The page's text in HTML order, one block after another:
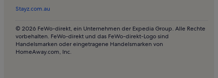
Haustierfreundliche Ferienunterkünfte nahe Serfaus-Fiss-Ladis
Lodges in Serfaus-Fiss-Ladis
Ferienunterkünfte mit Pool nahe Serfaus-Fiss-Ladis
Ferienunterkünfte mit direktem Pistenzugang nahe Serfaus-Fiss-
Stayz.com.au
© 2026 FeWo-direkt, ein Unternehmen der Expedia Group. Alle Rechte
vorbehalten. FeWo-direkt und das FeWo-direkt-Logo sind
Handelsmarken oder eingetragene Handelsmarken von
HomeAway.com, Inc.